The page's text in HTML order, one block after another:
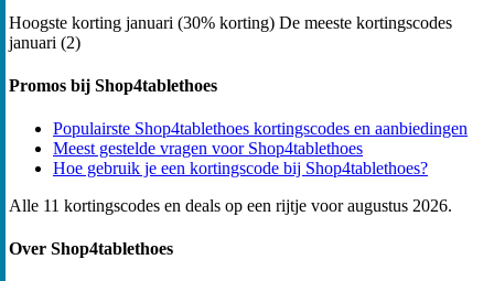
Hoogste korting januari (30% korting) De meeste kortingscodes
januari (2)
Promos bij Shop4tablethoes
Populairste Shop4tablethoes kortingscodes en aanbiedingen
Meest gestelde vragen voor Shop4tablethoes
Hoe gebruik je een kortingscode bij Shop4tablethoes?
Alle 11 kortingscodes en deals op een rijtje voor augustus 2026.
Over Shop4tablethoes